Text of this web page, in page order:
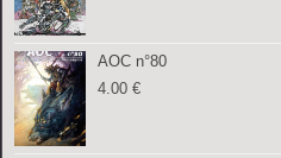
AOC n°80
4.00€